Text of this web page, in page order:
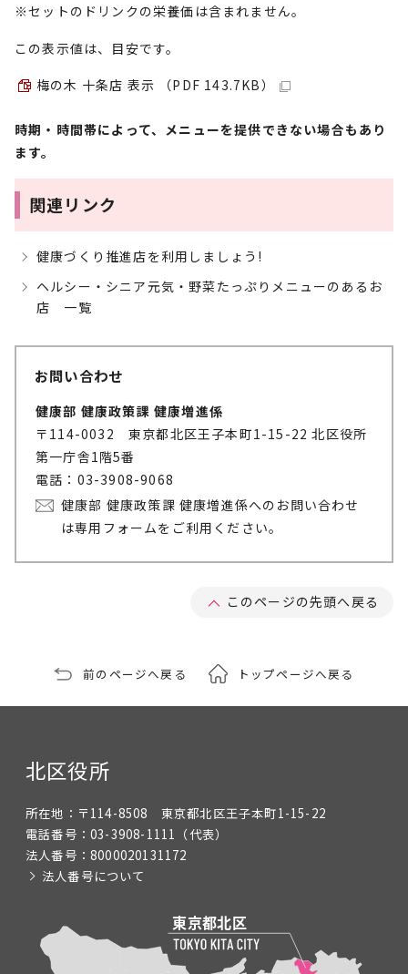
※セットのドリンクの栄養価は含まれません。
この表示値は、目安です。
梅の木 十条店 表示 （PDF 143.7KB）
時期・時間帯によって、メニューを提供できない場合もあり
ます。
関連リンク
健康づくり推進店を利用しましょう!
ヘルシー・シニア元気・野菜たっぷりメニューのあるお
店 一覧
お問い合わせ
健康部 健康政策課 健康増進係
〒114-0032 東京都北区王子本町1-15-22 北区役所
第一庁舎1階5番
電話：03-3908-9068
健康部 健康政策課 健康増進係へのお問い合わせ
は専用フォームをご利用ください。
このページの先頭へ戻る
前のページへ戻る トップページへ戻る
北区役所
所在地： 〒114-8508 東京都北区王子本町1-15-22
電話番号： 03-3908-1111 （代表）
法人番号： 8000020131172
法人番号について